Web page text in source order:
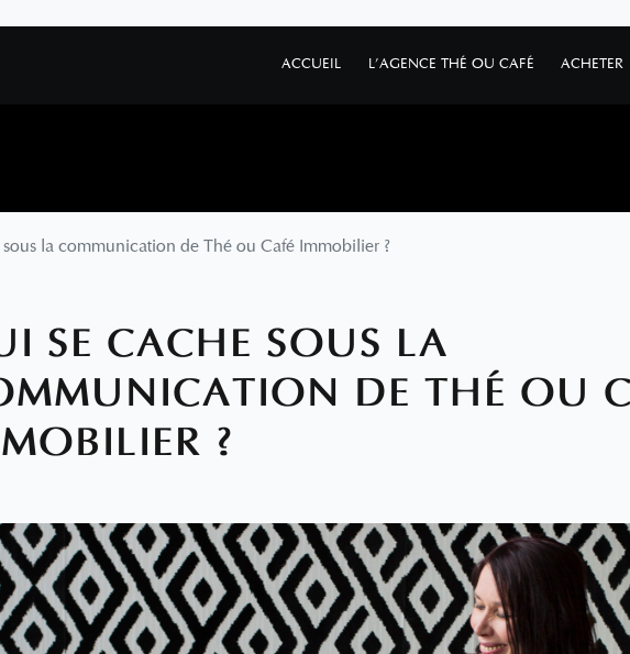
ACCUEIL L'AGENCE THÉ OU CAFÉ ACHETER
la communication de Thé ou Café Immobilier ?
SE CACHE SOUS LA
DE THÉ OU
?